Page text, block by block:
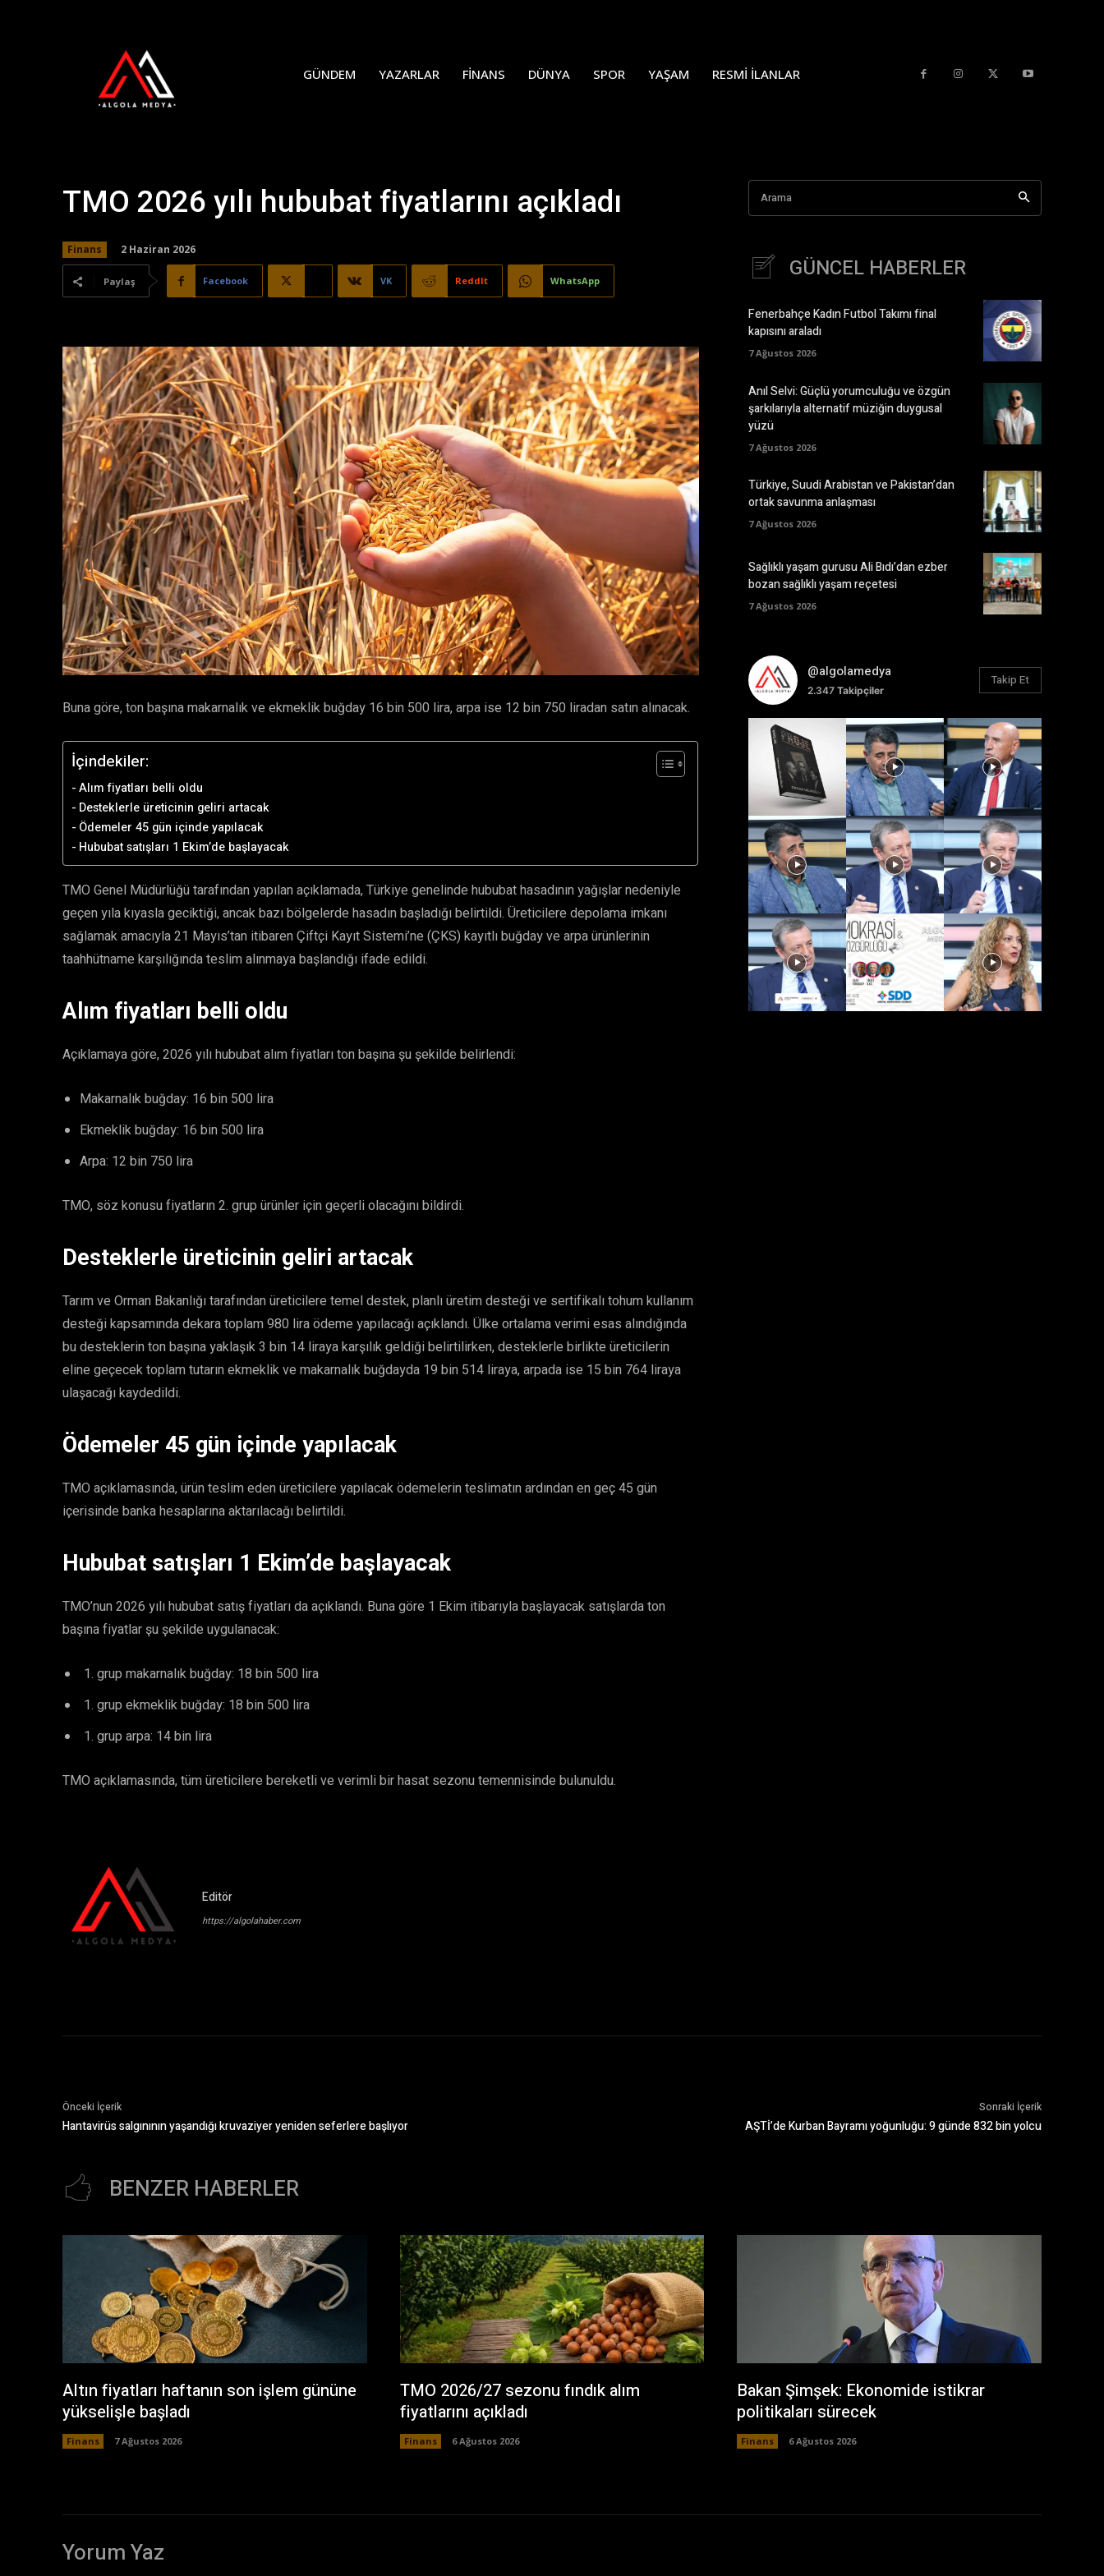
GÜNDEM YAZARLAR FINANS DÜNYA SPOR YAŞAM RESMI İLANLAR
TMO 2026 yılı hububat fiyatlarını açıkladı
Finans 2 Haziran 2026
Paylaş Facebook VK ReddIt WhatsApp
Buna göre, ton başına makarnalık ve ekmeklik buğday 16 bin 500 lira, arpa ise 12 bin 750 liradan satın alınacak.
İçindekiler:
Alım fiyatları belli oldu
Desteklerle üreticinin geliri artacak
Ödemeler 45 gün içinde yapılacak
Hububat satışları 1 Ekim’de başlayacak
TMO Genel Müdürlüğü tarafından yapılan açıklamada, Türkiye genelinde hububat hasadının yağışlar nedeniyle
geçen yıla kıyasla geciktiği, ancak bazı bölgelerde hasadın başladığı belirtildi. Üreticilere depolama imkanı
sağlamak amacıyla 21 Mayıs’tan itibaren Çiftçi Kayıt Sistemi’ne (ÇKS) kayıtlı buğday ve arpa ürünlerinin
taahhütname karşılığında teslim alınmaya başlandığı ifade edildi.
Alım fiyatları belli oldu
Açıklamaya göre, 2026 yılı hububat alım fiyatları ton başına şu şekilde belirlendi:
Makarnalık buğday: 16 bin 500 lira
Ekmeklik buğday: 16 bin 500 lira
Arpa: 12 bin 750 lira
TMO, söz konusu fiyatların 2. grup ürünler için geçerli olacağını bildirdi.
Desteklerle üreticinin geliri artacak
Tarım ve Orman Bakanlığı tarafından üreticilere temel destek, planlı üretim desteği ve sertifikalı tohum kullanım
desteği kapsamında dekara toplam 980 lira ödeme yapılacağı açıklandı. Ülke ortalama verimi esas alındığında
bu desteklerin ton başına yaklaşık 3 bin 14 liraya karşılık geldiği belirtilirken, desteklerle birlikte üreticilerin
eline geçecek toplam tutarın ekmeklik ve makarnalık buğdayda 19 bin 514 liraya, arpada ise 15 bin 764 liraya
ulaşacağı kaydedildi.
Ödemeler 45 gün içinde yapılacak
TMO açıklamasında, ürün teslim eden üreticilere yapılacak ödemelerin teslimatın ardından en geç 45 gün
içerisinde banka hesaplarına aktarılacağı belirtildi.
Hububat satışları 1 Ekim’de başlayacak
TMO’nun 2026 yılı hububat satış fiyatları da açıklandı. Buna göre 1 Ekim itibarıyla başlayacak satışlarda ton
başına fiyatlar şu şekilde uygulanacak:
grup makarnalık buğday: 18 bin 500 lira
grup ekmeklik buğday: 18 bin 500 lira
grup arpa: 14 bin lira
TMO açıklamasında, tüm üreticilere bereketli ve verimli bir hasat sezonu temennisinde bulunuldu.
Editör
https://algolahaber.com
Arama
GÜNCEL HABERLER
Fenerbahçe Kadın Futbol Takımı final
kapısını araladı
7 Ağustos 2026
Anıl Selvi: Güçlü yorumculuğu ve özgün
şarkılarıyla alternatif müziğin duygusal
yüzü
7 Ağustos 2026
Türkiye, Suudi Arabistan ve Pakistan’dan
ortak savunma anlaşması
7 Ağustos 2026
Sağlıklı yaşam gurusu Ali Bıdı’dan ezber
bozan sağlıklı yaşam reçetesi
7 Ağustos 2026
@algolamedya
2.347Takipçiler
Takip Et
Önceki İçerik
Hantavirüs salgınının yaşandığı kruvaziyer yeniden seferlere başlıyor
Sonraki İçerik
AŞTİ’de Kurban Bayramı yoğunluğu: 9 günde 832 bin yolcu
BENZER HABERLER
Altın fiyatları haftanın son işlem gününe
yükselişle başladı
Finans 7 Ağustos 2026
TMO 2026/27 sezonu fındık alım
fiyatlarını açıkladı
Finans 6 Ağustos 2026
Bakan Şimşek: Ekonomide istikrar
politikaları sürecek
Finans 6 Ağustos 2026
Yorum Yaz